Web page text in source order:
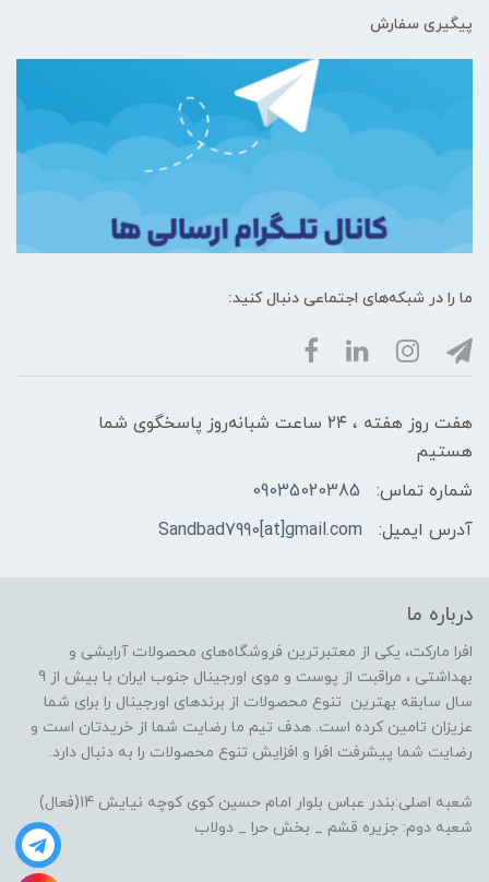
پیگیری سفارش
ما را در شبکه‌های اجتماعی دنبال کنید:
هفت روز هفته ، ۲۴ ساعت شبانه‌روز پاسخگوی شما
هستیم
شماره تماس:
09035020385
آدرس ایمیل:
Sandbad7990[at]gmail.com
درباره ما
افرا مارکت، یکی از معتبرترین فروشگاه‌های محصولات آرایشی و
بهداشتی ، مراقبت از پوست و موی اورجینال جنوب ایران با بیش از 9
سال سابقه بهترین تنوع محصولات از برندهای اورجینال را برای شما
عزیزان تامین کرده است. هدف تیم ما رضایت شما از خریدتان است و
رضایت شما پیشرفت افرا و افزایش تنوع محصولات را به دنبال دارد.
شعبه اصلی:بندر عباس بلوار امام حسین کوی کوچه نیایش 14(فعال)
شعبه دوم: جزیره قشم _ بخش حرا _ دولاب